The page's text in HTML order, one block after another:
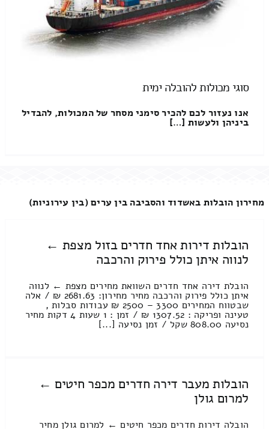
סוגי מכולות להובלה ימית
אנו נעזור לכם להכיר סימני מסחר של המכולות, להבדיל
ביניהן ולעשות […]
מחירון הובלות באשדוד והסביבה בין ערים (בין עירוניות)
הובלות דירות אחד חדרים בזול מצפת ←
לנווה איתן כולל פירוק והרכבה
הובלת דירה אחד חדרים השוואת מחירים מצפת ← לנווה
איתן כולל פירוק והרכבה מחיר מחירון: 2681.63 ₪ / אלה
שבטווח המחירים 3300 – 2500 ₪ עבודות סבלות ,
טעינה ופריקה : 1307.52 ₪ / זמן : 1 שעות 4 דקות מחיר
נסיעה 808.00 שקל / זמן נסיעה [...]
הובלות מעבר דירה חדרים מכפר חיטים ←
למרום גולן
הובלה דירות חדרים מכפר חיטים ← למרום גולן מחיר